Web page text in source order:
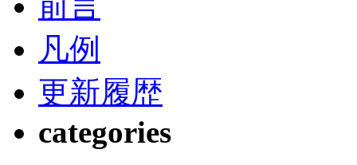
凡例
更新履歴
categories